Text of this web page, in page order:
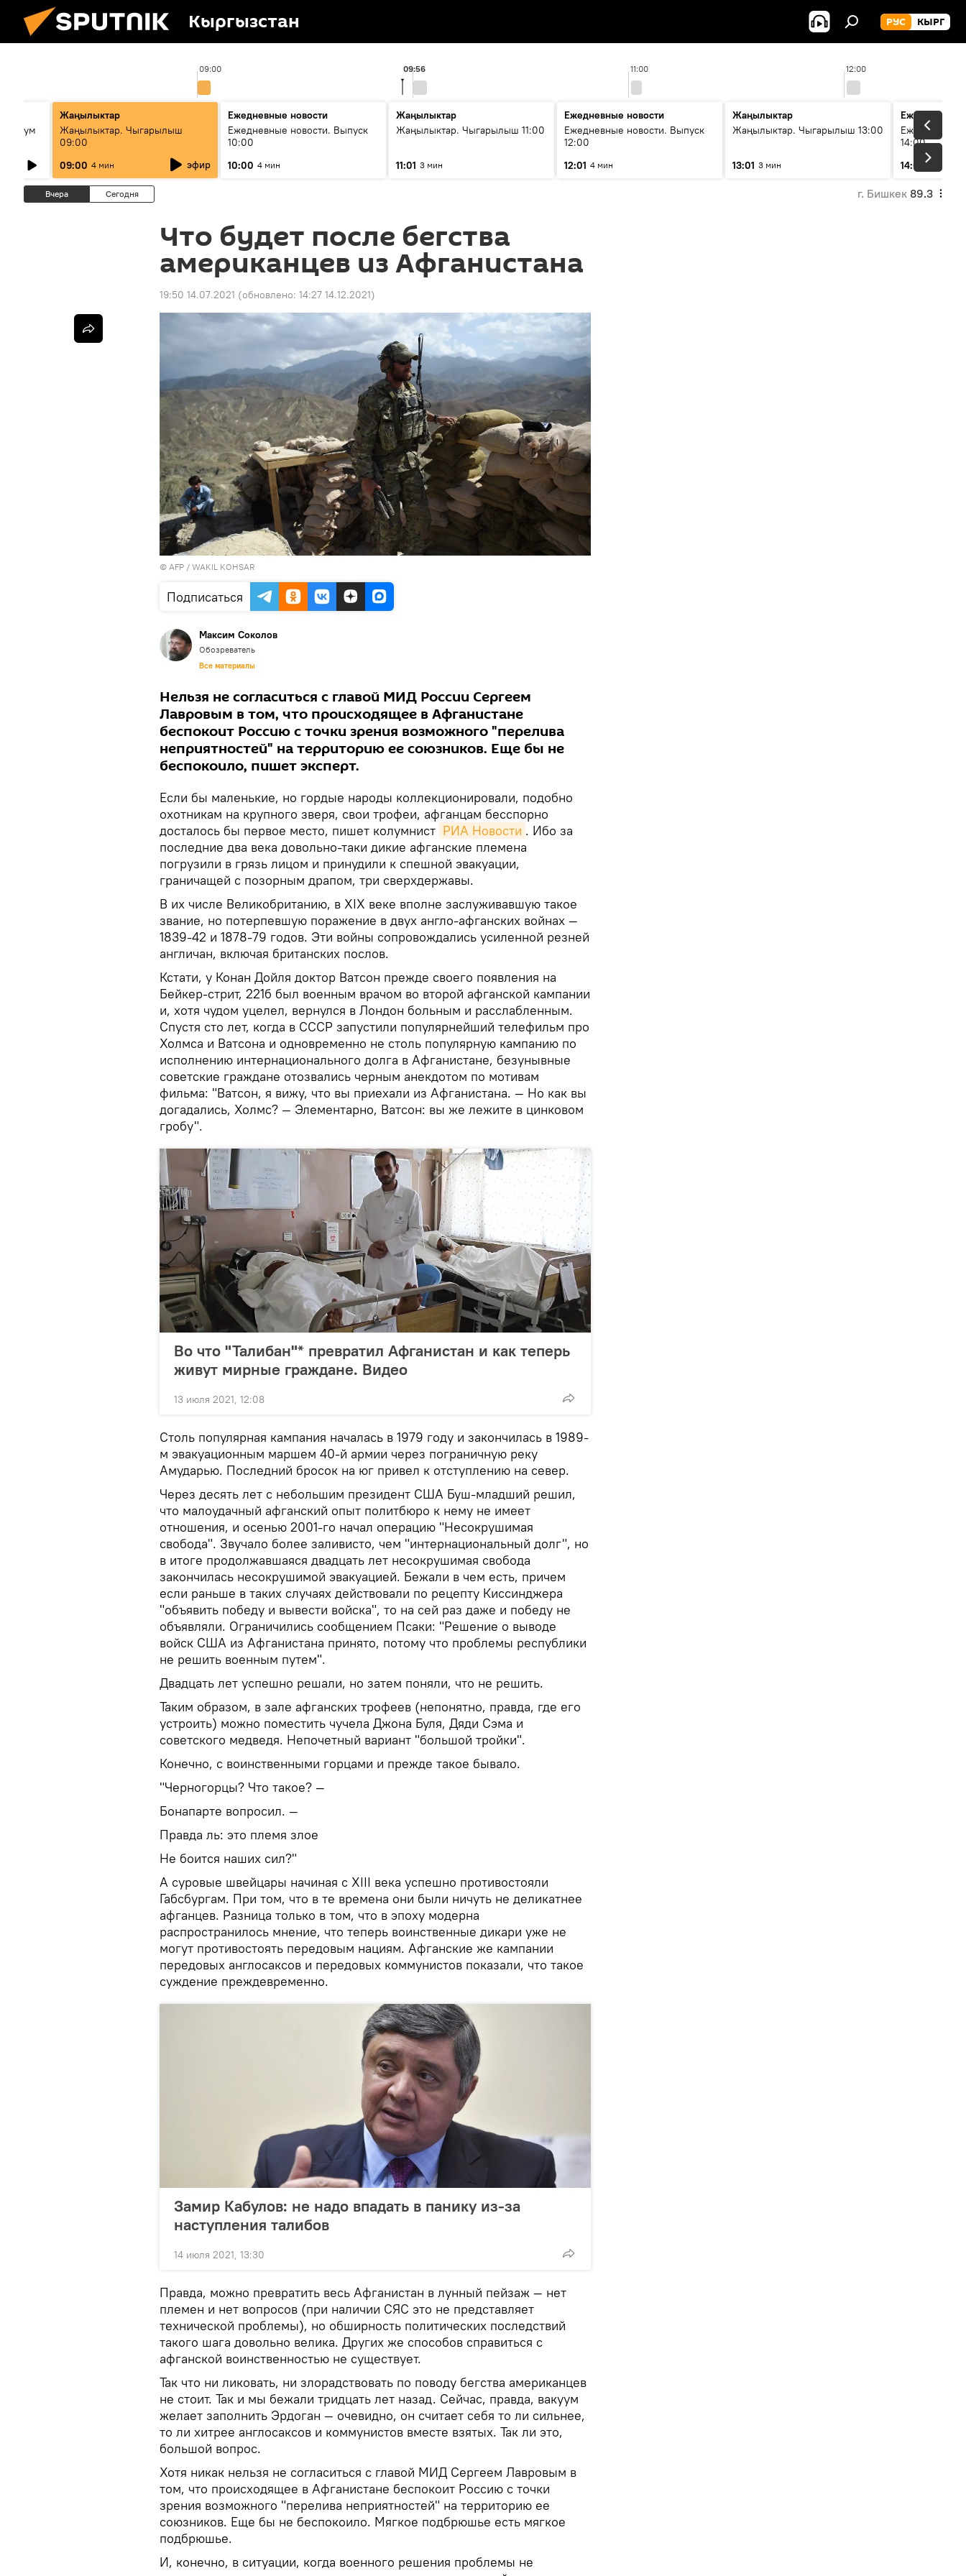
Кыргызстан РУС КЫРГ
09:00 11:00 12:00
09:56
бум
Жаңылыктар
Жаңылыктар. Чыгарылыш
09:00
09:00 4 мин эфир
Ежедневные новости
Ежедневные новости. Выпуск
10:00
10:00 4 мин
Жаңылыктар
Жаңылыктар. Чыгарылыш 11:00
11:01 3 мин
Ежедневные новости
Ежедневные новости. Выпуск
12:00
12:01 4 мин
Жаңылыктар
Жаңылыктар. Чыгарылыш 13:00
13:01 3 мин
Ежедневные
Ежедневные
14:00
14:01
3 мин
Вчера Сегодня г. Бишкек 89.3
Что будет после бегства
американцев из Афганистана
19:50 14.07.2021 (обновлено: 14:27 14.12.2021)
© AFP / WAKIL KOHSAR
Подписаться
Максим Соколов
Обозреватель
Все материалы
Нельзя не согласиться с главой МИД России Сергеем
Лавровым в том, что происходящее в Афганистане
беспокоит Россию с точки зрения возможного "перелива
неприятностей" на территорию ее союзников. Еще бы не
беспокоило, пишет эксперт.
Если бы маленькие, но гордые народы коллекционировали, подобно
охотникам на крупного зверя, свои трофеи, афганцам бесспорно
досталось бы первое место, пишет колумнист РИА Новости . Ибо за
последние два века довольно-таки дикие афганские племена
погрузили в грязь лицом и принудили к спешной эвакуации,
граничащей с позорным драпом, три сверхдержавы.
В их числе Великобританию, в XIX веке вполне заслуживавшую такое
звание, но потерпевшую поражение в двух англо-афганских войнах —
1839-42 и 1878-79 годов. Эти войны сопровождались усиленной резней
англичан, включая британских послов.
Кстати, у Конан Дойля доктор Ватсон прежде своего появления на
Бейкер-стрит, 221б был военным врачом во второй афганской кампании
и, хотя чудом уцелел, вернулся в Лондон больным и расслабленным.
Спустя сто лет, когда в СССР запустили популярнейший телефильм про
Холмса и Ватсона и одновременно не столь популярную кампанию по
исполнению интернационального долга в Афганистане, безунывные
советские граждане отозвались черным анекдотом по мотивам
фильма: "Ватсон, я вижу, что вы приехали из Афганистана. — Но как вы
догадались, Холмс? — Элементарно, Ватсон: вы же лежите в цинковом
гробу".
Во что "Талибан"* превратил Афганистан и как теперь
живут мирные граждане. Видео
13 июля 2021, 12:08
Столь популярная кампания началась в 1979 году и закончилась в 1989-
м эвакуационным маршем 40-й армии через пограничную реку
Амударью. Последний бросок на юг привел к отступлению на север.
Через десять лет с небольшим президент США Буш-младший решил,
что малоудачный афганский опыт политбюро к нему не имеет
отношения, и осенью 2001-го начал операцию "Несокрушимая
свобода". Звучало более заливисто, чем "интернациональный долг", но
в итоге продолжавшаяся двадцать лет несокрушимая свобода
закончилась несокрушимой эвакуацией. Бежали в чем есть, причем
если раньше в таких случаях действовали по рецепту Киссинджера
"объявить победу и вывести войска", то на сей раз даже и победу не
объявляли. Ограничились сообщением Псаки: "Решение о выводе
войск США из Афганистана принято, потому что проблемы республики
не решить военным путем".
Двадцать лет успешно решали, но затем поняли, что не решить.
Таким образом, в зале афганских трофеев (непонятно, правда, где его
устроить) можно поместить чучела Джона Буля, Дяди Сэма и
советского медведя. Непочетный вариант "большой тройки".
Конечно, с воинственными горцами и прежде такое бывало.
"Черногорцы? Что такое? —
Бонапарте вопросил. —
Правда ль: это племя злое
Не боится наших сил?"
А суровые швейцары начиная с XIII века успешно противостояли
Габсбургам. При том, что в те времена они были ничуть не деликатнее
афганцев. Разница только в том, что в эпоху модерна
распространилось мнение, что теперь воинственные дикари уже не
могут противостоять передовым нациям. Афганские же кампании
передовых англосаксов и передовых коммунистов показали, что такое
суждение преждевременно.
Замир Кабулов: не надо впадать в панику из-за
наступления талибов
14 июля 2021, 13:30
Правда, можно превратить весь Афганистан в лунный пейзаж — нет
племен и нет вопросов (при наличии СЯС это не представляет
технической проблемы), но обширность политических последствий
такого шага довольно велика. Других же способов справиться с
афганской воинственностью не существует.
Так что ни ликовать, ни злорадствовать по поводу бегства американцев
не стоит. Так и мы бежали тридцать лет назад. Сейчас, правда, вакуум
желает заполнить Эрдоган — очевидно, он считает себя то ли сильнее,
то ли хитрее англосаксов и коммунистов вместе взятых. Так ли это,
большой вопрос.
Хотя никак нельзя не согласиться с главой МИД Сергеем Лавровым в
том, что происходящее в Афганистане беспокоит Россию с точки
зрения возможного "перелива неприятностей" на территорию ее
союзников. Еще бы не беспокоило. Мягкое подбрюшье есть мягкое
подбрюшье.
И, конечно, в ситуации, когда военного решения проблемы не